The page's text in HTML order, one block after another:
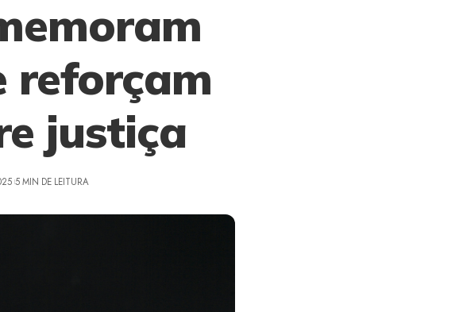
reforçam
justiça
5 MIN DE LEITURA